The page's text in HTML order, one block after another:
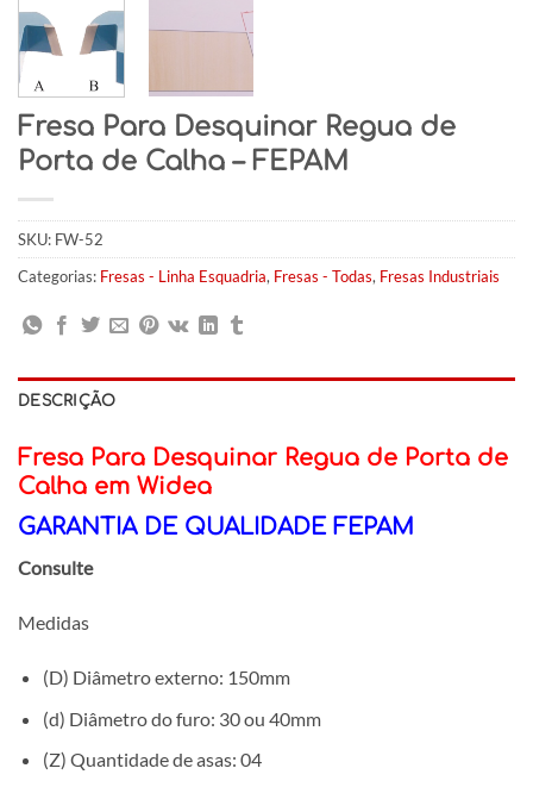
Fresa Para Desquinar Regua de
Porta de Calha – FEPAM
SKU: FW-52
Categorias: Fresas - Linha Esquadria, Fresas - Todas, Fresas Industriais
DESCRIÇÃO
Fresa Para Desquinar Regua de Porta de
Calha em Widea
GARANTIA DE QUALIDADE FEPAM
Consulte
Medidas
(D) Diâmetro externo: 150mm
(d) Diâmetro do furo: 30 ou 40mm
(Z) Quantidade de asas: 04